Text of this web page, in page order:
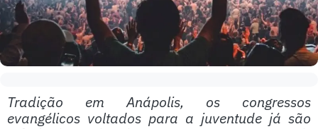
Tradição em Anápolis, os congressos
evangélicos voltados para a juventude já são